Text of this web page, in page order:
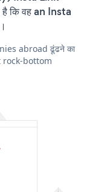
कि वह an Insta
abroad ढूंढने का
rock-bottom